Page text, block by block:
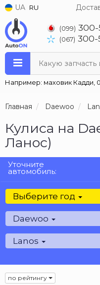
UA RU
(099)
(067) 300-
Какую
Например: маховик Кадди,
Главная Daewoo
Кулиса на
Ланос)
Уточните
автомобиль:
Выберите год
Daewoo
Lanos
по рейтингу